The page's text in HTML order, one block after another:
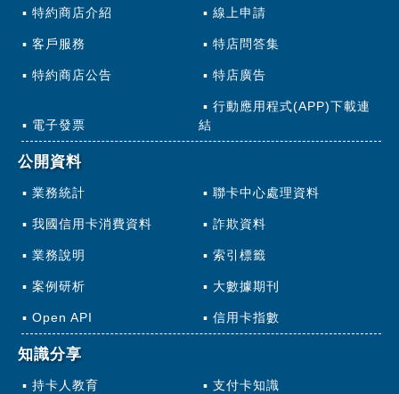
特約商店介紹 線上申請
客戶服務 特店問答集
特約商店公告 特店廣告
電子發票
行動應用程式(APP)下載連
結
公開資料
業務統計 聯卡中心處理資料
我國信用卡消費資料 詐欺資料
業務說明 索引標籤
案例研析 大數據期刊
Open API 信用卡指數
知識分享
持卡人教育 支付卡知識